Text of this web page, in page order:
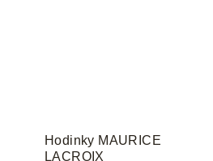
Hodinky MAURICE
LACROIX